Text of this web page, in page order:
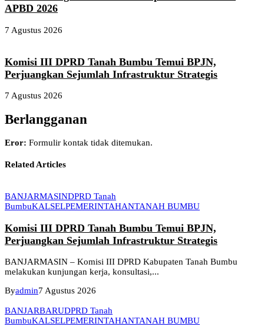
APBD 2026
7 Agustus 2026
Komisi III DPRD Tanah Bumbu Temui BPJN,
Perjuangkan Sejumlah Infrastruktur Strategis
7 Agustus 2026
Berlangganan
Eror: Formulir kontak tidak ditemukan.
Related Articles
BANJARMASINDPRD Tanah
BumbuKALSELPEMERINTAHANTANAH BUMBU
Komisi III DPRD Tanah Bumbu Temui BPJN,
Perjuangkan Sejumlah Infrastruktur Strategis
BANJARMASIN – Komisi III DPRD Kabupaten Tanah Bumbu
melakukan kunjungan kerja, konsultasi,...
Byadmin7 Agustus 2026
BANJARBARUDPRD Tanah
BumbuKALSELPEMERINTAHANTANAH BUMBU